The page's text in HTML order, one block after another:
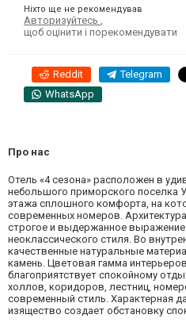
Ніхто ще не рекомендував
Авторизуйтесь
щоб оцінити і порекомендувати
Reddit Telegram
WhatsApp
Про нас
Отель «4 сезона» расположен в
небольшого приморского поселка
этажа сплошного комфорта, на
современных номеров.
строгое и выдержанное
неоклассического стиля. Во
качественные натуральные
камень. Цветовая гамма
благоприятствует спокойному
холлов, коридоров, лестниц,
современный стиль. Характерная
изящество создает обстановку